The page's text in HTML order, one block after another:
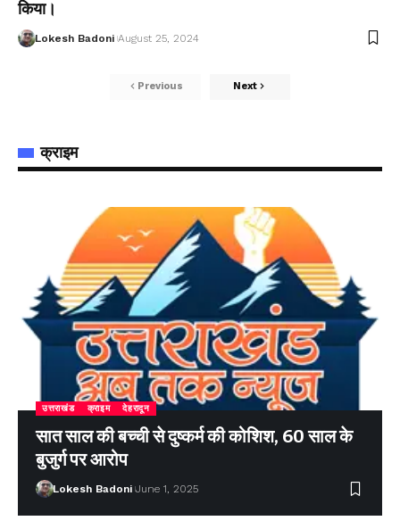
किया।
Lokesh Badoni August 25, 2024
Previous Next
क्राइम
उत्तराखंड क्राइम देहरादून
सात साल की बच्ची से दुष्कर्म की कोशिश, 60 साल के
बुजुर्ग पर आरोप
Lokesh Badoni June 1, 2025